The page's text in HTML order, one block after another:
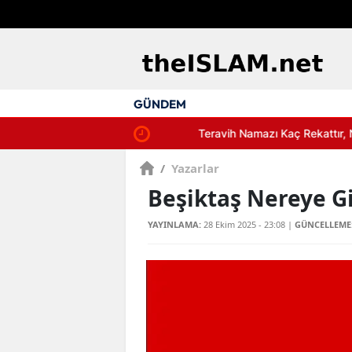
GÜNDEM
Teravih Namazı Kaç Rekattır, Nasıl
/ Yazarlar
Beşiktaş Nereye
YAYINLAMA: 28 Ekim 2025 - 23:08 |